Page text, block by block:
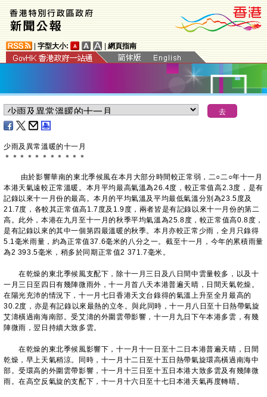
字型大小: 網頁指南
少雨及異常溫暖的十一月
＊ ＊ ＊ ＊ ＊ ＊ ＊ ＊ ＊ ＊ ＊
由於影響華南的東北季候風在本月大部分時間較正常弱，二○二○年十一月
本港天氣遠較正常溫暖。本月平均最高氣溫為26.4度，較正常值高2.3度，是有
記錄以來十一月份的最高。本月的平均氣溫及平均最低氣溫分別為23.5度及
21.7度，各較其正常值高1.7度及1.9度，兩者皆是有記錄以來十一月份的第二
高。此外，本港在九月至十一月的秋季平均氣溫為25.8度，較正常值高0.8度，
是有記錄以來的其中一個第四最溫暖的秋季。本月亦較正常少雨，全月只錄得
5.1毫米雨量，約為正常值37.6毫米的八分之一。截至十一月，今年的累積雨量
為2 393.5毫米，稍多於同期正常值2 371.7毫米。
在乾燥的東北季候風支配下，除十一月三日及八日間中雲量較多，以及十
一月三日至四日有幾陣微雨外，十一月首八天本港普遍天晴，日間天氣乾燥。
在陽光充沛的情況下，十一月七日香港天文台錄得的氣溫上升至全月最高的
30.2度，亦是有記錄以來最熱的立冬。與此同時，十一月八日至十日熱帶氣旋
艾濤橫過南海南部。受艾濤的外圍雲帶影響，十一月九日下午本港多雲，有幾
陣微雨，翌日持續大致多雲。
在乾燥的東北季候風影響下，十一月十一日至十二日本港普遍天晴，日間
乾燥，早上天氣稍涼。同時，十一月十二日至十五日熱帶氣旋環高橫過南海中
部。受環高的外圍雲帶影響，十一月十三日至十五日本港大致多雲及有幾陣微
雨。在高空反氣旋的支配下，十一月十六日至十七日本港天氣再度轉晴。